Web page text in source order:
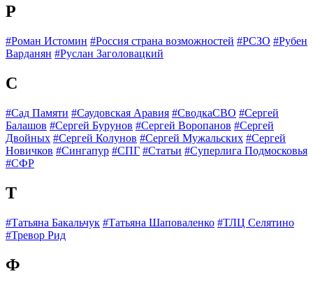
Р
#Роман Истомин #Россия страна возможностей #РСЗО #Рубен
Варданян #Руслан Заголовацкий
С
#Сад Памяти #Саудовская Аравия #СводкаСВО #Сергей
Балашов #Сергей Бурунов #Сергей Воропанов #Сергей
Двойных #Сергей Колунов #Сергей Мужальских #Сергей
Новичков #Сингапур #СПГ #Статьи #Суперлига Подмосковья
#СФР
Т
#Татьяна Бакальчук #Татьяна Шаповаленко #ТЛЦ Селятино
#Тревор Рид
Ф